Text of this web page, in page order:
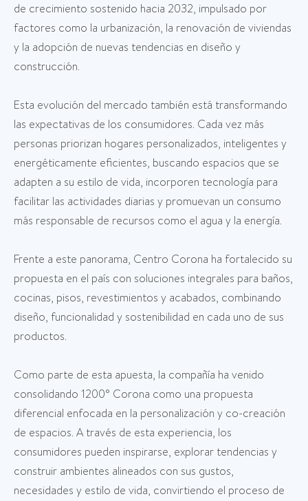
de crecimiento sostenido hacia 2032, impulsado por
factores como la urbanización, la renovación de viviendas
y la adopción de nuevas tendencias en diseño y
construcción.
Esta evolución del mercado también está transformando
las expectativas de los consumidores. Cada vez más
personas priorizan hogares personalizados, inteligentes y
energéticamente eficientes, buscando espacios que se
adapten a su estilo de vida, incorporen tecnología para
facilitar las actividades diarias y promuevan un consumo
más responsable de recursos como el agua y la energía.
Frente a este panorama, Centro Corona ha fortalecido su
propuesta en el país con soluciones integrales para baños,
cocinas, pisos, revestimientos y acabados, combinando
diseño, funcionalidad y sostenibilidad en cada uno de sus
productos.
Como parte de esta apuesta, la compañía ha venido
consolidando 1200° Corona como una propuesta
diferencial enfocada en la personalización y co-creación
de espacios. A través de esta experiencia, los
consumidores pueden inspirarse, explorar tendencias y
construir ambientes alineados con sus gustos,
necesidades y estilo de vida, convirtiendo el proceso de